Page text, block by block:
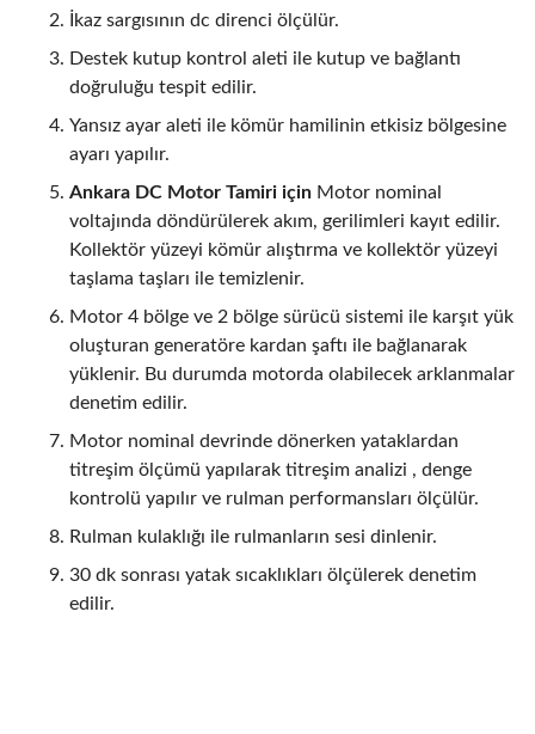
İkaz sargısının dc direnci ölçülür.
Destek kutup kontrol aleti ile kutup ve bağlantı
doğruluğu tespit edilir.
Yansız ayar aleti ile kömür hamilinin etkisiz bölgesine
ayarı yapılır.
Ankara DC Motor Tamiri için Motor nominal
voltajında döndürülerek akım, gerilimleri kayıt edilir.
Kollektör yüzeyi kömür alıştırma ve kollektör yüzeyi
taşlama taşları ile temizlenir.
Motor 4 bölge ve 2 bölge sürücü sistemi ile karşıt yük
oluşturan generatöre kardan şaftı ile bağlanarak
yüklenir. Bu durumda motorda olabilecek arklanmalar
denetim edilir.
Motor nominal devrinde dönerken yataklardan
titreşim ölçümü yapılarak titreşim analizi , denge
kontrolü yapılır ve rulman performansları ölçülür.
Rulman kulaklığı ile rulmanların sesi dinlenir.
30 dk sonrası yatak sıcaklıkları ölçülerek denetim
edilir.